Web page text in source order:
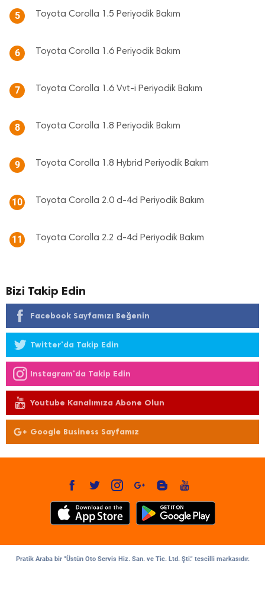
5 Toyota Corolla 1.5 Periyodik Bakım
6 Toyota Corolla 1.6 Periyodik Bakım
7 Toyota Corolla 1.6 Vvt-i Periyodik Bakım
8 Toyota Corolla 1.8 Periyodik Bakım
9 Toyota Corolla 1.8 Hybrid Periyodik Bakım
10 Toyota Corolla 2.0 d-4d Periyodik Bakım
11 Toyota Corolla 2.2 d-4d Periyodik Bakım
Bizi Takip Edin
Facebook Sayfamızı Beğenin
Twitter'da Takip Edin
Instagram'da Takip Edin
Youtube Kanalımıza Abone Olun
Google Business Sayfamız
Pratik Araba bir "Üstün Oto Servis Hiz. San. ve Tic. Ltd. Şti." tescilli markasıdır.